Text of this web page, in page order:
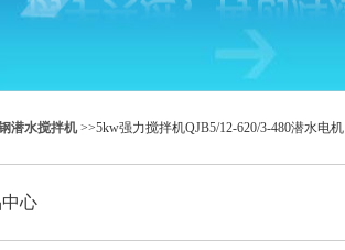
潜水搅拌机>>5kw强力搅拌机QJB5/12-620/3-480潜水电机
心